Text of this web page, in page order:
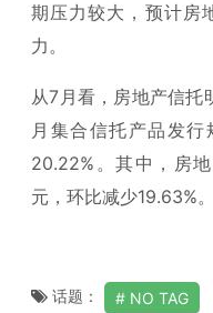
期压力较大，预计房
力。
从7月看，房地产信托
月集合信托产品发
20.22%。其中，房
元，环比减少19.63%。
话题： NO TAG